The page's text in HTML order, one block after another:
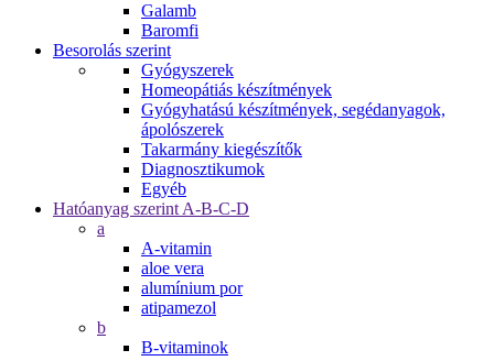
Galamb
Baromfi
Besorolás szerint
Gyógyszerek
Homeopátiás készítmények
Gyógyhatású készítmények, segédanyagok,
ápolószerek
Takarmány kiegészítők
Diagnosztikumok
Egyéb
Hatóanyag szerint A-B-C-D
a
A-vitamin
aloe vera
alumínium por
atipamezol
b
B-vitaminok